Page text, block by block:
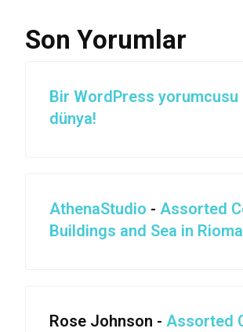
Son Yorumlar
Bir WordPress yorumcusu
dünya!
AthenaStudio - Assorted
Buildings and Sea in
Rose Johnson - Assorted